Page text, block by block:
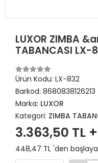
LUXOR ZIMBA
TABANCASI LX-
Ürün Kodu: LX-832
Barkod: 8680838126213
Marka: LUXOR
Kategori: ZIMBA
3.363,50 TL
448,47 TL 'den